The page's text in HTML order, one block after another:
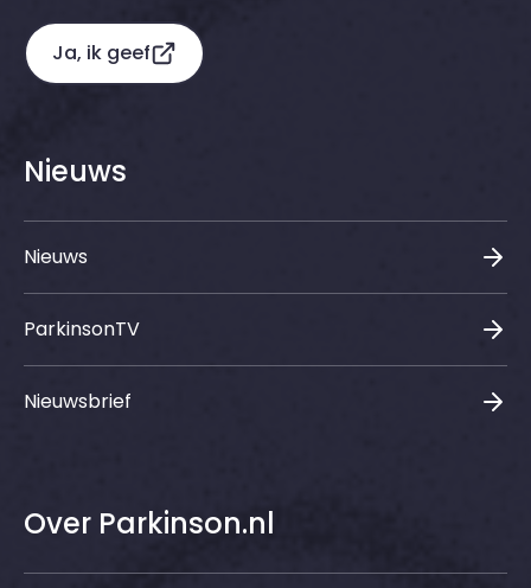
Ja, ik geef
Nieuws
Nieuws
ParkinsonTV
Nieuwsbrief
Over Parkinson.nl